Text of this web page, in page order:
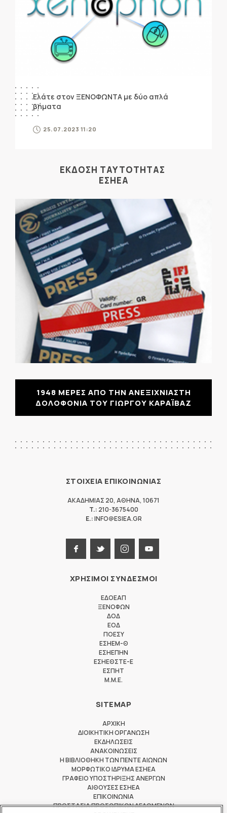
Ελάτε στον ΞΕΝΟΦΩΝΤΑ με δύο απλά
βήματα
25.07.2023 11:20
ΕΚΔΟΣΗ ΤΑΥΤΟΤΗΤΑΣ
ΕΣΗΕΑ
1948 ΜΕΡΕΣ ΑΠΟ ΤΗΝ ΑΝΕΞΙΧΝΙΑΣΤΗ
ΔΟΛΟΦΟΝΙΑ ΤΟΥ ΓΙΩΡΓΟΥ ΚΑΡΑΪΒΑΖ
ΣΤΟΙΧΕΙΑ ΕΠΙΚΟΙΝΩΝΙΑΣ
ΑΚΑΔΗΜΙΑΣ 20, ΑΘΗΝΑ, 10671
T.: 210-3675400
E.:INFO@ESIEA.GR
ΧΡΗΣΙΜΟΙ ΣΥΝΔΕΣΜΟΙ
ΕΔΟΕΑΠ
ΞΕΝΟΦΩΝ
ΔΟΔ
ΕΟΔ
ΠΟΕΣΥ
ΕΣΗΕΜ-Θ
ΕΣΗΕΠΗΝ
ΕΣΗΕΘΣΤΕ-Ε
ΕΣΠΗΤ
M.M.E.
SITEMAP
ΑΡΧΙΚΗ
ΔΙΟΙΚΗΤΙΚΗ ΟΡΓΑΝΩΣΗ
ΕΚΔΗΛΩΣΕΙΣ
ΑΝΑΚΟΙΝΩΣΕΙΣ
Η ΒΙΒΛΙΟΘΗΚΗ ΤΩΝ ΠΕΝΤΕ ΑΙΩΝΩΝ
ΜΟΡΦΩΤΙΚΟ ΙΔΡΥΜΑ ΕΣΗΕΑ
ΓΡΑΦΕΙΟ ΥΠΟΣΤΗΡΙΞΗΣ ΑΝΕΡΓΩΝ
ΑΙΘΟΥΣΕΣ ΕΣΗΕΑ
ΕΠΙΚΟΙΝΩΝΙΑ
ΠΡΟΣΤΑΣΙΑ ΠΡΟΣΩΠΙΚΩΝ ΔΕΔΟΜΕΝΩΝ